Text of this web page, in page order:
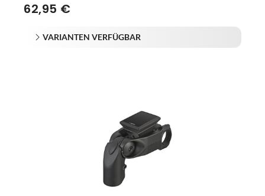
62,95 €
VARIANTEN VERFÜGBAR